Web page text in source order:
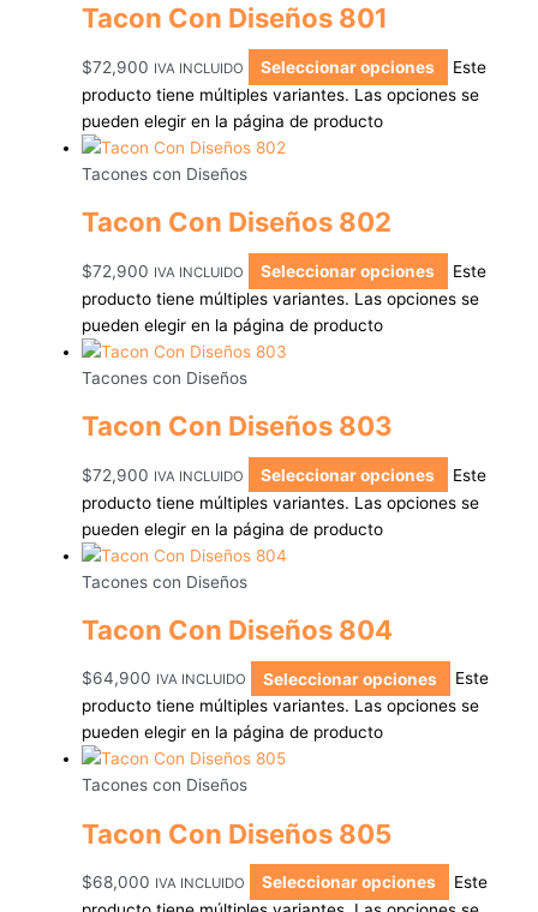
Tacon Con Diseños 801
$72,900 IVA INCLUIDO Seleccionar opciones
Este
producto tiene múltiples variantes. Las opciones se
pueden elegir en la página de producto
Tacones con Diseños
Tacon Con Diseños 802
$72,900 IVA INCLUIDO Seleccionar opciones
Este
producto tiene múltiples variantes. Las opciones se
pueden elegir en la página de producto
Tacones con Diseños
Tacon Con Diseños 803
$72,900 IVA INCLUIDO Seleccionar opciones
Este
producto tiene múltiples variantes. Las opciones se
pueden elegir en la página de producto
Tacones con Diseños
Tacon Con Diseños 804
$64,900 IVA INCLUIDO Seleccionar opciones
Este
producto tiene múltiples variantes. Las opciones se
pueden elegir en la página de producto
Tacones con Diseños
Tacon Con Diseños 805
$68,000 IVA INCLUIDO Seleccionar opciones
Este